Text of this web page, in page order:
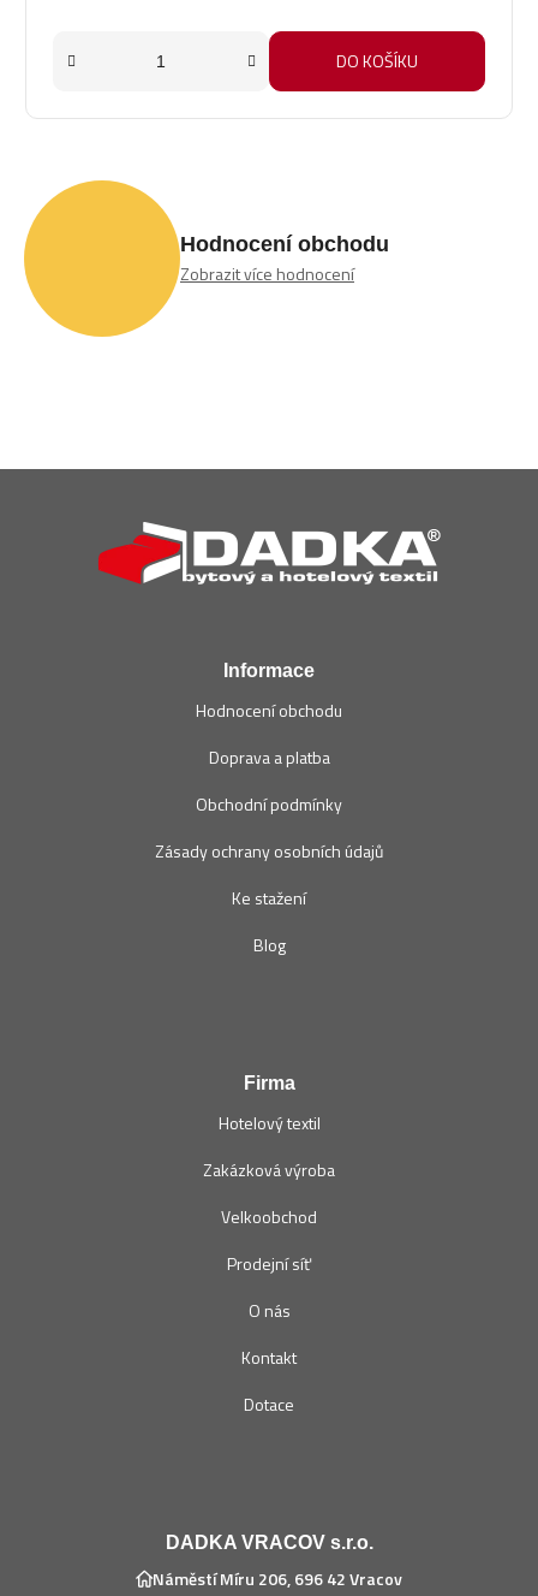
DO KOŠÍKU
Hodnocení obchodu
Zobrazit více hodnocení
Informace
Hodnocení obchodu
Doprava a platba
Obchodní podmínky
Zásady ochrany osobních údajů
Ke stažení
Blog
Firma
Hotelový textil
Zakázková výroba
Velkoobchod
Prodejní síť
O nás
Kontakt
Dotace
DADKA VRACOV s.r.o.
Náměstí Míru 206, 696 42 Vracov